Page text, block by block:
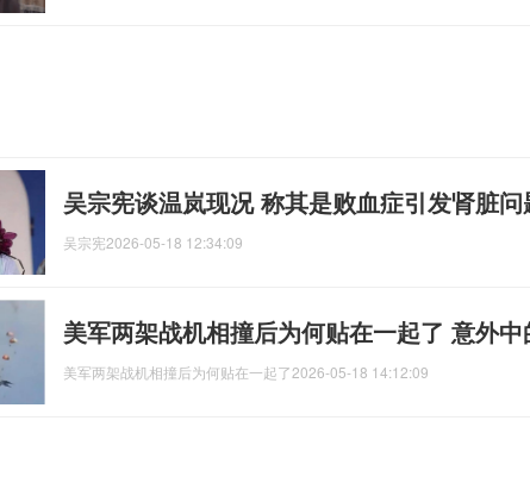
吴宗宪谈温岚现况 称其是败血症引发肾脏问
吴宗宪2026-05-18 12:34:09
美军两架战机相撞后为何贴在一起了 意外
美军两架战机相撞后为何贴在一起了2026-05-18 14:12:09